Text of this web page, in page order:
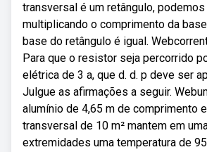
transversal é um retângulo,
multiplicando o comprimento da
base do retângulo é igual.
Para que o resistor seja percorrido
elétrica de 3 a, que d. d. p deve ser
Julgue as afirmações a seguir.
alumínio de 4,65 m de comprimento
transversal de 10 m² mantem em
extremidades uma temperatura de